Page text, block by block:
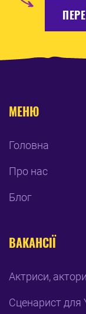
МЕНЮ
Головна
Про нас
Блог
ВАКАНСІЇ
Актриси,
Сценарист для